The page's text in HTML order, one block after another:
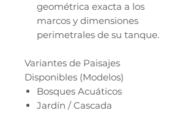
geométrica exacta a los
marcos y dimensiones
perimetrales de su tanque.
Variantes de Paisajes
Disponibles (Modelos)
Bosques Acuáticos
Jardín / Cascada